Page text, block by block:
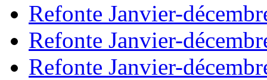
Refonte Janvier-
Refonte Janvier-
Refonte Janvier-